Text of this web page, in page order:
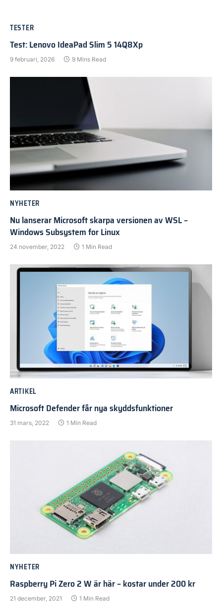
TESTER
Test: Lenovo IdeaPad Slim 5 14Q8Xp
9 februari, 2026 9 Mins Read
NYHETER
Nu lanserar Microsoft skarpa versionen av WSL –
Windows Subsystem for Linux
24 november, 2022 1 Min Read
ARTIKEL
Microsoft Defender får nya skyddsfunktioner
31 mars, 2022 1 Min Read
NYHETER
Raspberry Pi Zero 2 W är här – kostar under 200 kr
21 december, 2021 1 Min Read